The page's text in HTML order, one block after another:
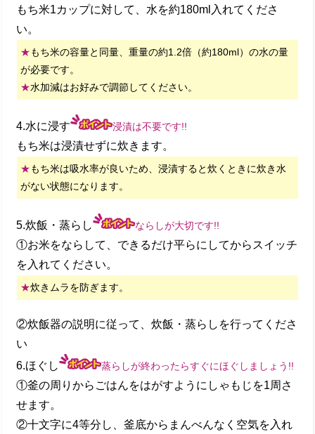
もち米1カップに対して、水を約180ml入れてくださ
い。
★もち米の容量と同量、重量の約1.2倍（約180ml）の水の量
が必要です。
★水加減はお好みで調節してください。
4.水に浸す 浸漬は不要です!!
もち米は浸漬せずに炊きます。
★もち米は吸水率が良いため、浸漬すると炊くときに炊き水
がない状態になります。
5.炊飯・蒸らし ならしが大切です!!
①お米をならして、できるだけ平らにしてからスイッチ
を入れてください。
★炊きムラを防ぎます。
②炊飯器の説明に従って、炊飯・蒸らしを行ってくださ
い
6.ほぐし
蒸らしが終わったらすぐにほぐしましょう!!
①釜の周りからごはんをはがすようにしゃもじを1周さ
せます。
②十文字に4等分し、釜底からまんべんなく空気を入れ